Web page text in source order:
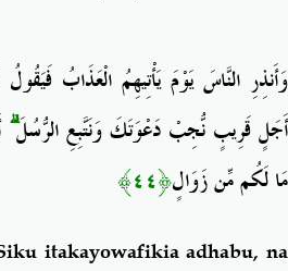
وَأَنذِرِ النَّاسَ يَوْمَ يَأْتِيهِمُ الْعَذَابُ
أَجَلٍ قَرِيبٍ نُّجِبْ دَعْوَتَكَ وَنَتَّبِعِ الرُّسُلَۗ
مَا لَكُم مِّن زَوَالٍ﴿٤٤﴾
itakayowafikia adhabu, na